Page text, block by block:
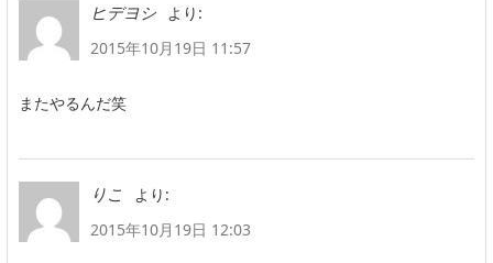
ヒデヨシ
より:
2015年10月19日 11:57
またやるんだ笑
りこ
より:
2015年10月19日 12:03